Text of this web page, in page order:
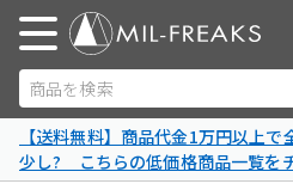
商品を検索
【送料無料】商品代金1万円以上
少し? こちらの低価格商品一覧を